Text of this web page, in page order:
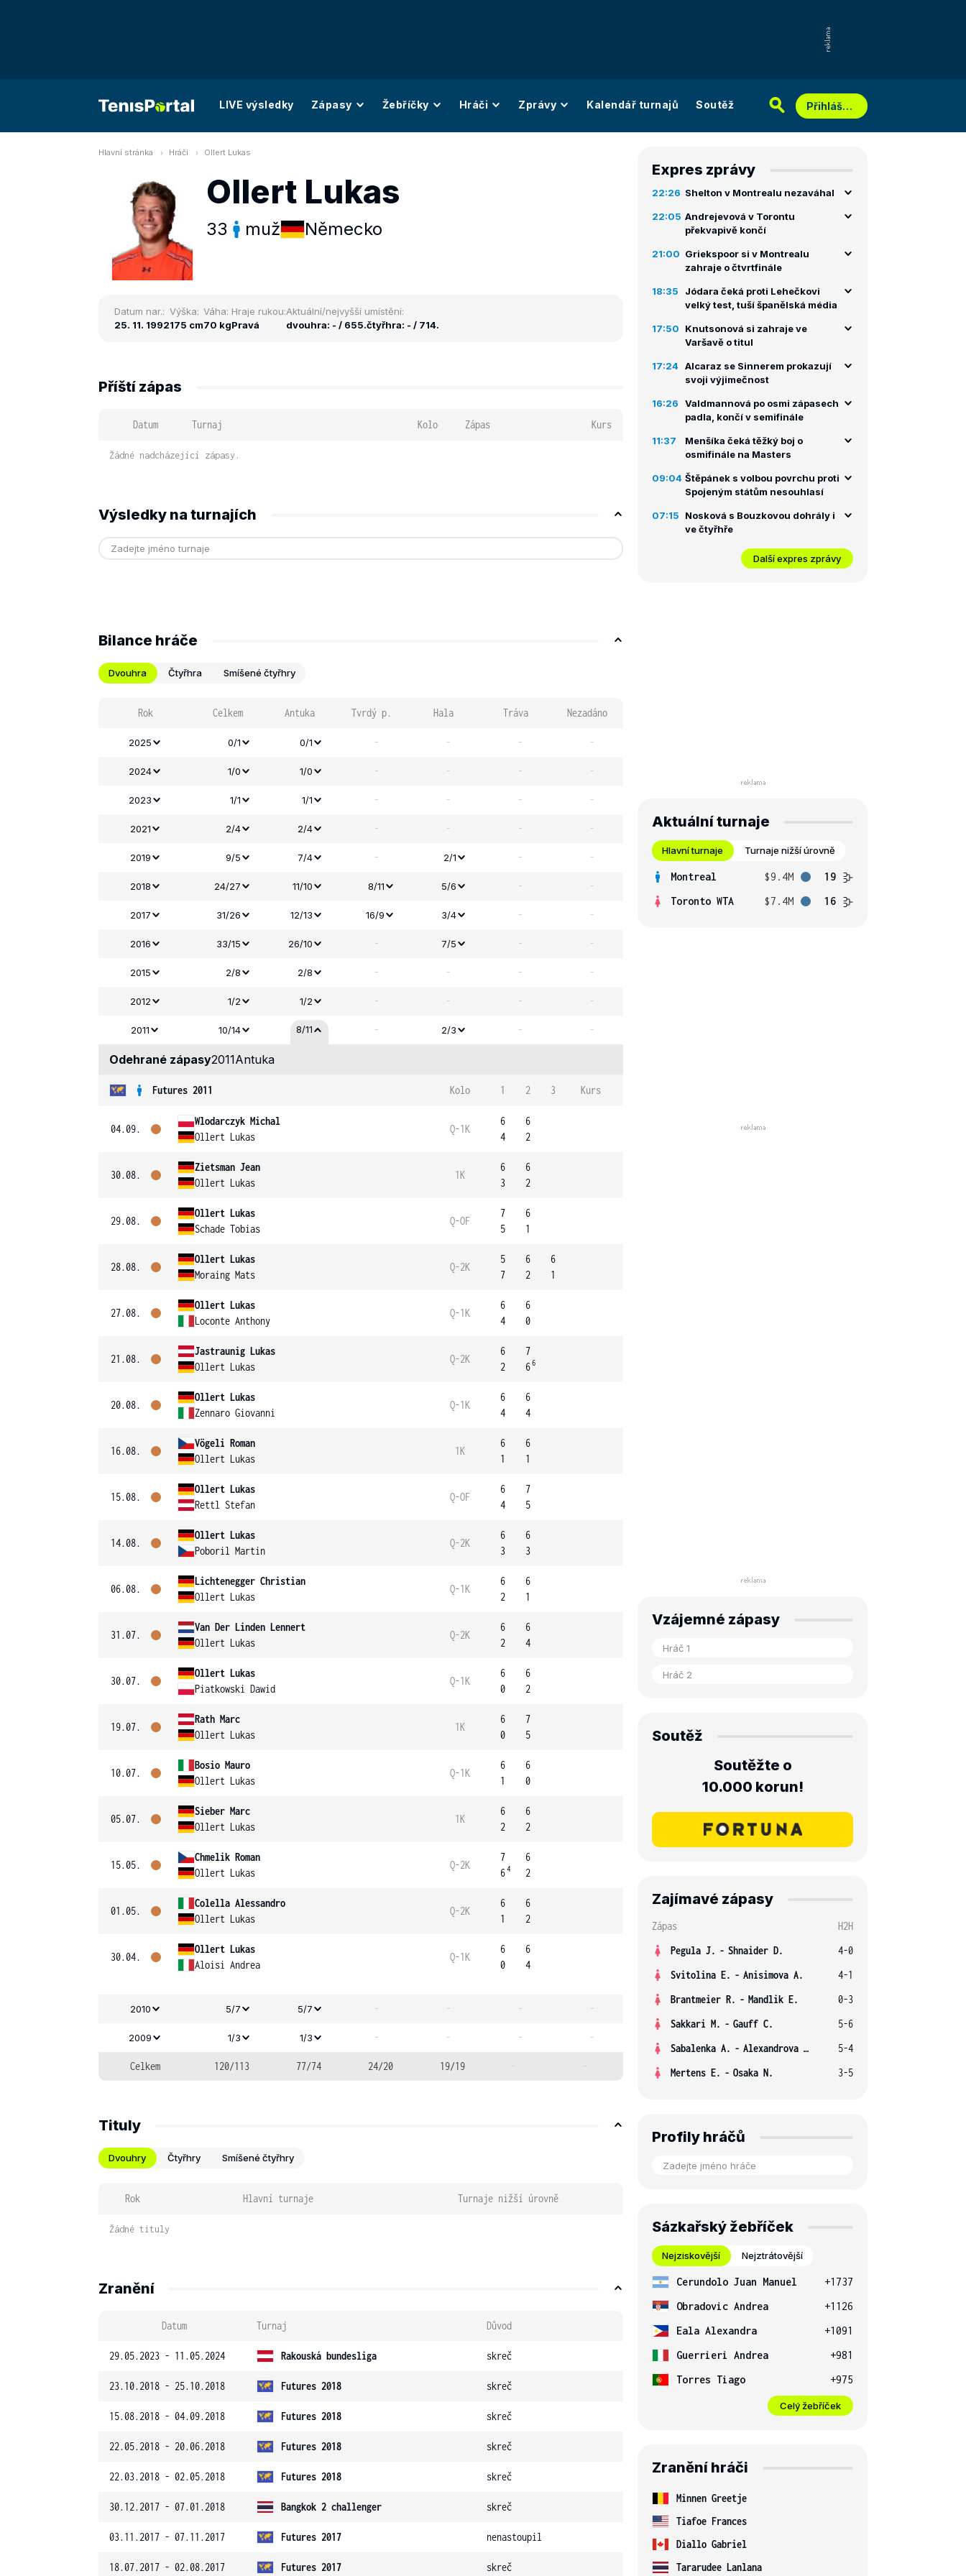
LIVE výsledky Zápasy Žebříčky Hráči Zprávy Kalendář turnajů Soutěž Přihlášení
Hlavní stránka Hráči Ollert Lukas
Ollert Lukas
33 muž Německo
Datum nar.:
25. 11. 1992
Výška:
175 cm
Váha:
70 kg
Hraje rukou:
Pravá
Aktuální/nejvyšší umístění:
dvouhra: - / 655.čtyřhra: - / 714.
Příští zápas
Datum Turnaj Kolo Zápas Kurs
Žádné nadcházející zápasy.
Výsledky na turnajích
Bilance hráče
Dvouhra Čtyřhra Smíšené čtyřhry
Rok Celkem Antuka Tvrdý p. Hala Tráva Nezadáno
2025 0/1 0/1 - - - -
2024 1/0 1/0 - - - -
2023 1/1 1/1 - - - -
2021 2/4 2/4 - - - -
2019 9/5 7/4 - 2/1 - -
2018 24/27 11/10 8/11 5/6 - -
2017 31/26 12/13 16/9 3/4 - -
2016 33/15 26/10 - 7/5 - -
2015 2/8 2/8 - - - -
2012 1/2 1/2 - - - -
2011 10/14 8/11 - 2/3 - -
Odehrané zápasy2011Antuka
Futures 2011 Kolo 1 2 3 Kurs
04.09.
Wlodarczyk Michal
Ollert Lukas
Q-1K
6
4
6
2
30.08.
Zietsman Jean
Ollert Lukas
1K
6
3
6
2
29.08.
Ollert Lukas
Schade Tobias
Q-OF
7
5
6
1
28.08.
Ollert Lukas
Moraing Mats
Q-2K
5
7
6
2
6
1
27.08.
Ollert Lukas
Loconte Anthony
Q-1K
6
4
6
0
21.08.
Jastraunig Lukas
Ollert Lukas
Q-2K
6
2
7
66
20.08.
Ollert Lukas
Zennaro Giovanni
Q-1K
6
4
6
4
16.08.
Vögeli Roman
Ollert Lukas
1K
6
1
6
1
15.08.
Ollert Lukas
Rettl Stefan
Q-OF
6
4
7
5
14.08.
Ollert Lukas
Poboril Martin
Q-2K
6
3
6
3
06.08.
Lichtenegger Christian
Ollert Lukas
Q-1K
6
2
6
1
31.07.
Van Der Linden Lennert
Ollert Lukas
Q-2K
6
2
6
4
30.07.
Ollert Lukas
Piatkowski Dawid
Q-1K
6
0
6
2
19.07.
Rath Marc
Ollert Lukas
1K
6
0
7
5
10.07.
Bosio Mauro
Ollert Lukas
Q-1K
6
1
6
0
05.07.
Sieber Marc
Ollert Lukas
1K
6
2
6
2
15.05.
Chmelik Roman
Ollert Lukas
Q-2K
7
64
6
2
01.05.
Colella Alessandro
Ollert Lukas
Q-2K
6
1
6
2
30.04.
Ollert Lukas
Aloisi Andrea
Q-1K
6
0
6
4
2010 5/7 5/7 - - - -
2009 1/3 1/3 - - - -
Celkem 120/113 77/74 24/20 19/19 - -
Tituly
Dvouhry Čtyřhry Smíšené čtyřhry
Rok Hlavní turnaje Turnaje nižší úrovně
Žádné tituly
Zranění
Datum Turnaj Důvod
29.05.2023 - 11.05.2024 Rakouská bundesliga skreč
23.10.2018 - 25.10.2018 Futures 2018 skreč
15.08.2018 - 04.09.2018 Futures 2018 skreč
22.05.2018 - 20.06.2018 Futures 2018 skreč
22.03.2018 - 02.05.2018 Futures 2018 skreč
30.12.2017 - 07.01.2018 Bangkok 2 challenger skreč
03.11.2017 - 07.11.2017 Futures 2017 nenastoupil
18.07.2017 - 02.08.2017 Futures 2017 skreč
Expres zprávy
22:26 Shelton v Montrealu nezaváhal
22:05 Andrejevová v Torontu
překvapivě končí
21:00 Griekspoor si v Montrealu
zahraje o čtvrtfinále
18:35
Jódara čeká proti Lehečkovi
velký test, tuší španělská média
17:50
Knutsonová si zahraje ve
Varšavě o titul
17:24 Alcaraz se Sinnerem prokazují
svoji výjimečnost
16:26
Valdmannová po osmi zápasech
padla, končí v semifinále
11:37
Menšíka čeká těžký boj o
osmifinále na Masters
09:04 Štěpánek s volbou povrchu proti
Spojeným státům nesouhlasí
07:15
Nosková s Bouzkovou dohrály i
ve čtyřhře
Další expres zprávy
Aktuální turnaje
Hlavní turnaje Turnaje nižší úrovně
Montreal $9.4M
19
Toronto WTA
$7.4M 16
Vzájemné zápasy
Soutěž
Soutěžte o
10.000 korun!
Zajímavé zápasy
Zápas
H2H
Pegula J. - Shnaider D.
4-0
Svitolina E. - Anisimova A.
4-1
Brantmeier R. - Mandlik E.
0-3
Sakkari M. - Gauff C.
5-6
Sabalenka A. - Alexandrova E.
5-4
Mertens E. - Osaka N. 3-5
Profily hráčů
Sázkařský žebříček
Nejziskovější Nejztrátovější
Cerundolo Juan Manuel
+1737
Obradovic Andrea
+1126
Eala Alexandra
+1091
Guerrieri Andrea
+981
Torres Tiago
+975
Celý žebříček
Zranění hráči
Minnen Greetje
Tiafoe Frances
Diallo Gabriel
Tararudee Lanlana